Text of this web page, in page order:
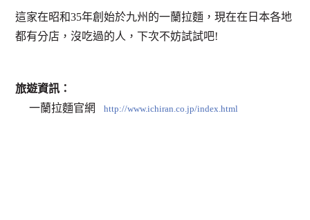
這家在昭和35年創始於九州的一蘭拉麵，現在在日本各地
都有分店，沒吃過的人，下次不妨試試吧!
旅遊資訊：
一蘭拉麵官網http://www.ichiran.co.jp/index.html